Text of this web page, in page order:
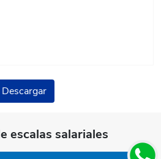
Descargar
escalas salariales